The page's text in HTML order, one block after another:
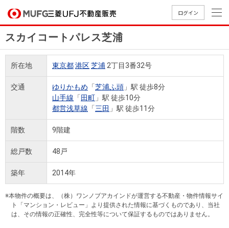
ログイン
買いたいTOP
中古
マン
ショ
ンを
探す
新
中古
一戸
建て
売りたいTOP
無
査
定
売
相
談
AI
店舗案内TOP
店舗のご
案内（首
都圏）
店舗のご
古屋）
店舗のご
西）
会社情報TOP
ごあいさ
つ
会社概
MUFG
経営ビジ
ョン
組織図
役員一
覧
採用情報TOP
新卒採用
情報
キャリア
買いたい
売りたい
会社情報
法人のお客さま
スカイコートパレス芝浦
所在地 東京都港区芝浦 2丁目3番32号
交通 ゆりかもめ 「芝浦ふ頭 」駅 徒歩8分
山手線 「 田町 」駅 徒歩10分
都営浅草線 「三田 」駅 徒歩11分
階数 9階建
総戸数 48戸
築年 2014年
※本物件の概要は、（株）ワンノブアカインドが運営する不動産・物件情報サイ
ト「マンション・レビュー」より提供された情報に基づくものであり、当社
は、その情報の正確性、完全性等について保証するものではありません。